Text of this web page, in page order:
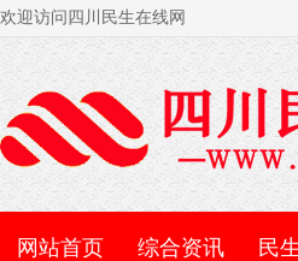
欢迎访问四川民生在线网
网站首页 综合资讯 民